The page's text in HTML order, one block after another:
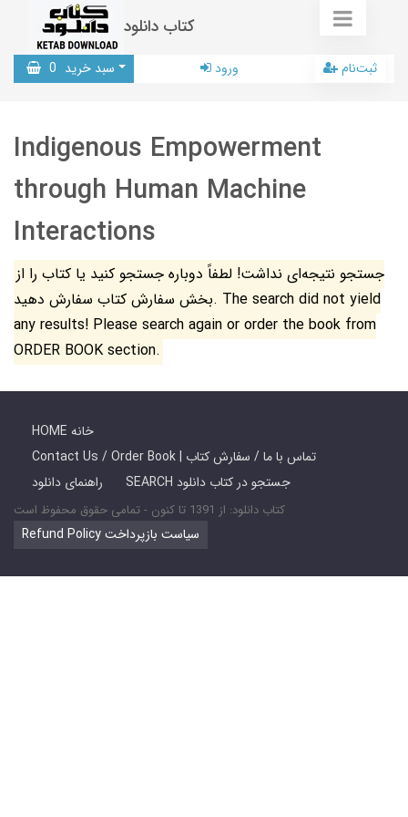
کتاب دانلود
سبد خرید 0 ورود ثبت‌نام
Indigenous Empowerment
through Human Machine
Interactions
جستجو نتیجه‌ای نداشت! لطفاً دوباره جستجو کنید یا کتاب را از
بخش سفارش کتاب سفارش دهید. The search did not yield
any results! Please search again or order the book from
ORDER BOOK section.
HOME خانه
Contact Us / Order Book | تماس با ما / سفارش کتاب
راهنمای دانلود
SEARCH جستجو در کتاب دانلود
کتاب دانلود: از 1391 تا کنون - تمامی حقوق محفوظ است
Refund Policy سیاست بازپرداخت